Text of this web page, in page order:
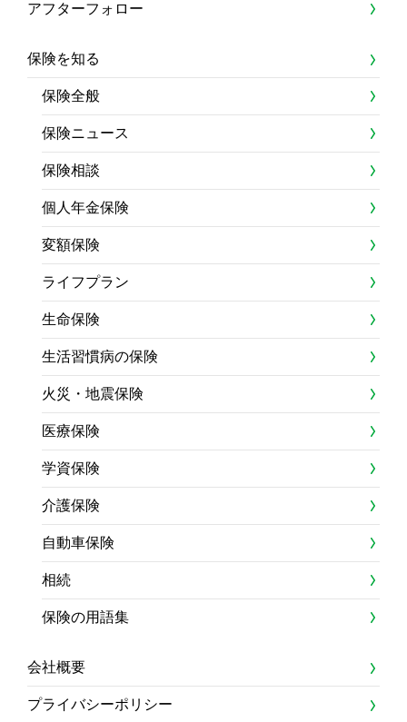
アフターフォロー
保険を知る
保険全般
保険ニュース
保険相談
個人年金保険
変額保険
ライフプラン
生命保険
生活習慣病の保険
火災・地震保険
医療保険
学資保険
介護保険
自動車保険
相続
保険の用語集
会社概要
プライバシーポリシー